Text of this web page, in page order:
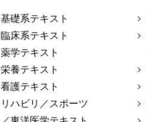
基礎系テキスト
臨床系テキスト
薬学テキスト
栄養テキスト
看護テキスト
リハビリ／スポーツ